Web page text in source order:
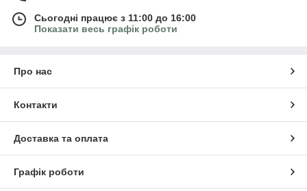
Сьогодні працює з 11:00 до 16:00
Показати весь графік роботи
Про нас
Контакти
Доставка та оплата
Графік роботи